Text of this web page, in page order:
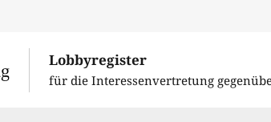
Lobbyregister
für die Interessenvertretung